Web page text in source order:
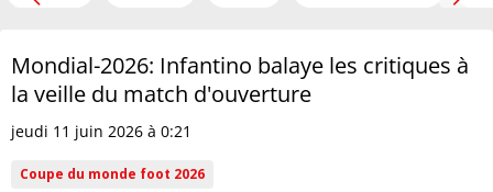
Mondial-2026: Infantino balaye les critiques à
la veille du match d'ouverture
jeudi 11 juin 2026 à 0:21
Coupe du monde foot 2026